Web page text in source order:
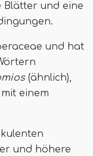
Blätter und eine
und hat
(ähnlich),
einem
und höhere